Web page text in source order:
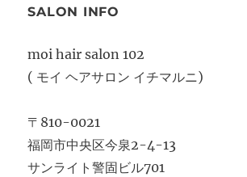
SALON INFO
moi hair salon 102
( モイ ヘアサロン イチマルニ)
〒810-0021
福岡市中央区今泉2-4-13
サンライト警固ビル701